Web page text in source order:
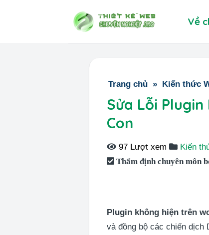
Về
Trang chủ » Kiến thức
Sửa Lỗi
Con
97 Lượt xem Kiến
Thẩm định chuyên môn
Plugin không hiện trên
và đồng bộ các chiến dịch